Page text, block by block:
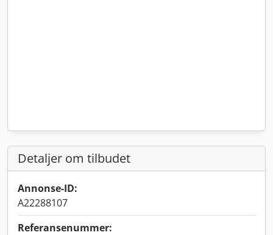
Detaljer om tilbudet
Annonse-ID:
A22288107
Referansenummer: